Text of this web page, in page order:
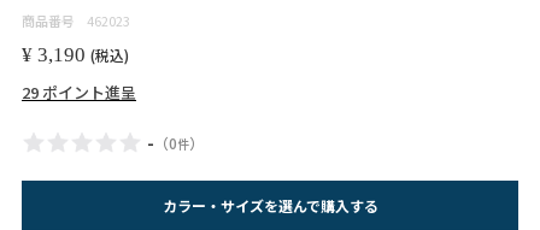
商品番号 462023
¥ 3,190 税込
29 ポイント進呈
- （0件）
カラー・サイズを選んで購入する